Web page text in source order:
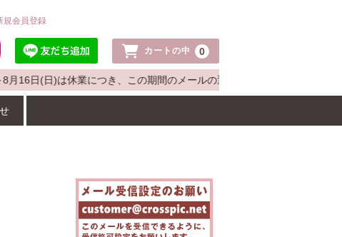
規会員登録
カートの中 0
(日)は休業につき、この期間のメールの返信や発送作業は8月17日(月)